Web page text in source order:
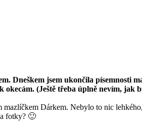
Dneškem jsem ukončila
(Ještě třeba úplně nevím, jak
Dárkem. Nebylo to nic
fotky? 🙂